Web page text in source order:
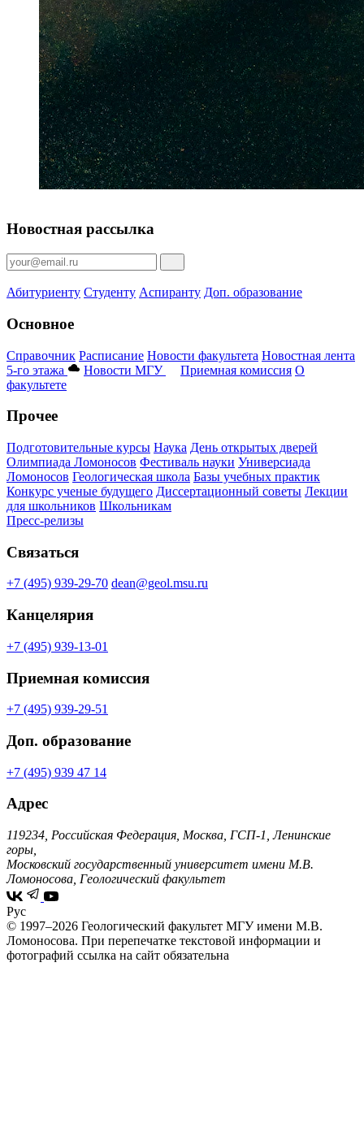
Новостная рассылка
Абитуриенту Студенту Аспиранту Доп. образование
Основное
Справочник Расписание Новости факультета Новостная лента
5-го этажа
Новости МГУ Приемная комиссия О
факультете
Прочее
Подготовительные курсы Наука День открытых дверей
Олимпиада Ломоносов Фестиваль науки Универсиада
Ломоносов Геологическая школа Базы учебных практик
Конкурс ученые будущего Диссертационный советы Лекции
для школьников Школьникам
Пресс-релизы
Связаться
+7 (495) 939-29-70 dean@geol.msu.ru
Канцелярия
+7 (495) 939-13-01
Приемная комиссия
+7 (495) 939-29-51
Доп. образование
+7 (495) 939 47 14
Адрес
119234, Российская Федерация, Москва, ГСП-1, Ленинские
горы,
Московский государственный университет имени М.В.
Ломоносова, Геологический факультет
Рус
© 1997–2026 Геологический факультет МГУ имени М.В.
Ломоносова. При перепечатке текстовой информации и
фотографий ссылка на сайт обязательна